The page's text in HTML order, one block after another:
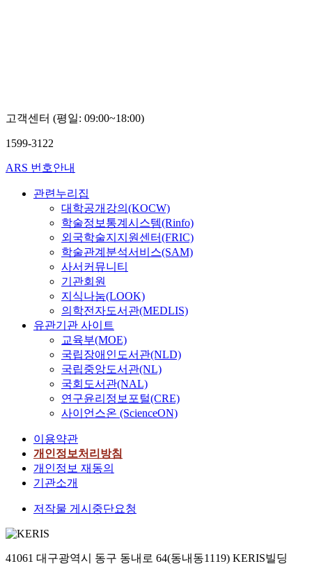
고객센터 (평일: 09:00~18:00)
1599-3122
ARS 번호안내
관련누리집
대학공개강의(KOCW)
학술정보통계시스템(Rinfo)
외국학술지지원센터(FRIC)
학술관계분석서비스(SAM)
사서커뮤니티
기관회원
지식나눔(LOOK)
의학전자도서관(MEDLIS)
유관기관 사이트
교육부(MOE)
국립장애인도서관(NLD)
국립중앙도서관(NL)
국회도서관(NAL)
연구윤리정보포털(CRE)
사이언스온 (ScienceON)
이용약관
개인정보처리방침
개인정보 재동의
기관소개
저작물 게시중단요청
41061 대구광역시 동구 동내로 64(동내동1119) KERIS빌딩